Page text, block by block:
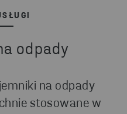
odpady
na odpady
stosowane w